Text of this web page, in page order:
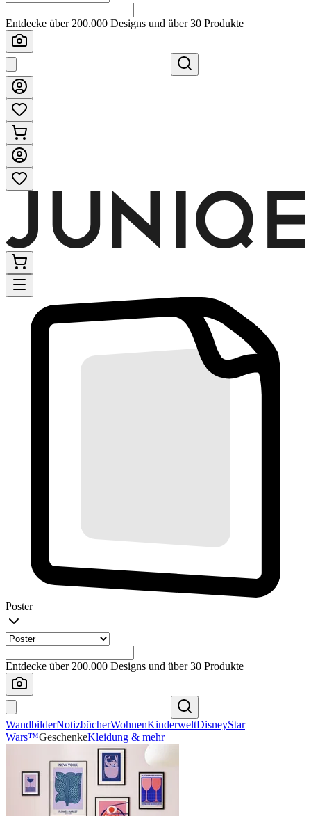
Entdecke über 200.000 Designs und über 30 Produkte
Poster
Entdecke über 200.000 Designs und über 30 Produkte
WandbilderNotizbücherWohnenKinderweltDisneyStar
Wars™GeschenkeKleidung & mehr